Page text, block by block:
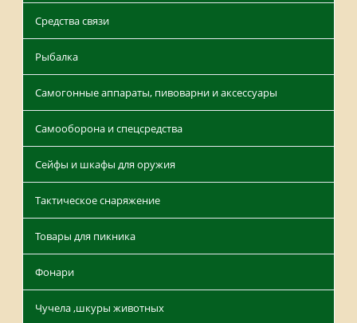
Средства связи
Рыбалка
Самогонные аппараты, пивоварни и аксессуары
Самооборона и спецсредства
Сейфы и шкафы для оружия
Тактическое снаряжение
Товары для пикника
Фонари
Чучела ,шкуры животных